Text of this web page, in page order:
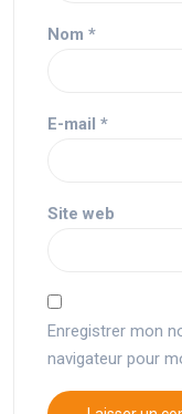
Nom *
E-mail *
Site web
Enregistrer mon
navigateur pour